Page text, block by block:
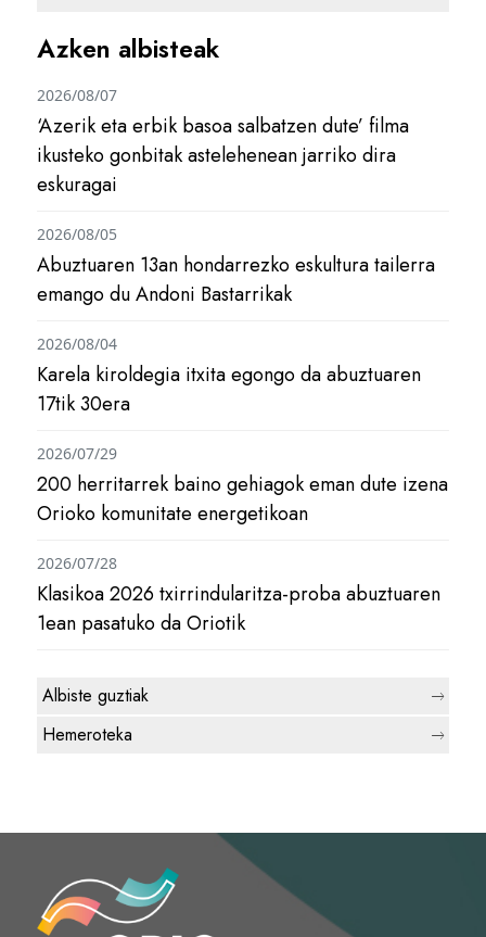
Azken albisteak
‘Azerik eta erbik basoa salbatzen dute’ filma
ikusteko gonbitak astelehenean jarriko dira
eskuragai
2026/08/07
Abuztuaren 13an hondarrezko eskultura tailerra
emango du Andoni Bastarrikak
2026/08/05
Karela kiroldegia itxita egongo da abuztuaren
17tik 30era
2026/08/04
200 herritarrek baino gehiagok eman dute izena
Orioko komunitate energetikoan
2026/07/29
Klasikoa 2026 txirrindularitza-proba abuztuaren
1ean pasatuko da Oriotik
2026/07/28
Albiste guztiak
Hemeroteka